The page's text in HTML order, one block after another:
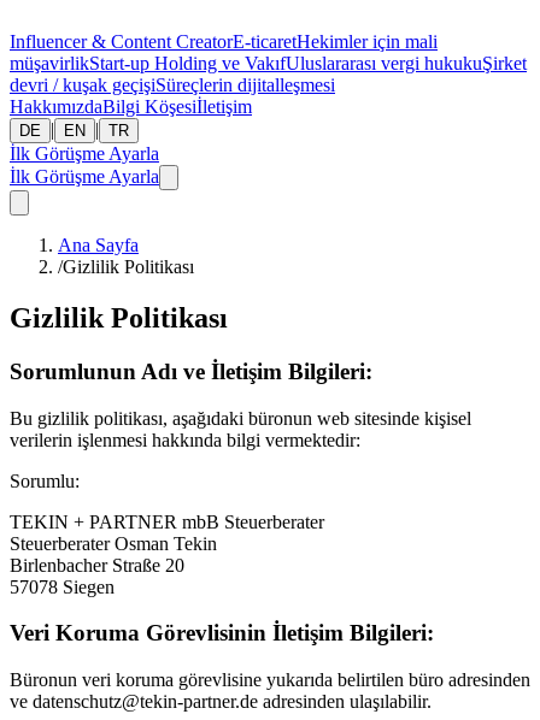
Influencer & Content CreatorE-ticaretHekimler için mali
müşavirlikStart-up Holding ve VakıfUluslararası vergi hukukuŞirket
devri / kuşak geçişiSüreçlerin dijitalleşmesi
HakkımızdaBilgi Köşesiİletişim
DE | EN | TR
İlk Görüşme Ayarla
İlk Görüşme Ayarla
Ana Sayfa
/Gizlilik Politikası
Gizlilik Politikası
Sorumlunun Adı ve İletişim Bilgileri:
Bu gizlilik politikası, aşağıdaki büronun web sitesinde kişisel
verilerin işlenmesi hakkında bilgi vermektedir:
Sorumlu:
TEKIN + PARTNER mbB Steuerberater
Steuerberater Osman Tekin
Birlenbacher Straße 20
57078 Siegen
Veri Koruma Görevlisinin İletişim Bilgileri:
Büronun veri koruma görevlisine yukarıda belirtilen büro adresinden
ve datenschutz@tekin-partner.de adresinden ulaşılabilir.